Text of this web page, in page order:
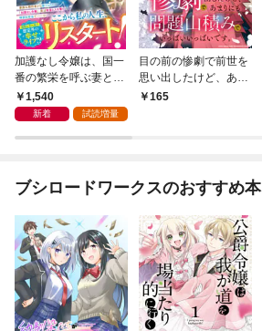
加護なし令嬢は、国一
番の繁栄を呼ぶ妻とし
て迎えられました～無
能と捨てられた私、ど
となっていたようです
き】
1,540
新着 試読増量
目の前の惨劇で前世を
思い出したけど、あま
りにも問題山積みでい
165
ブシロードワークスのおすすめ本